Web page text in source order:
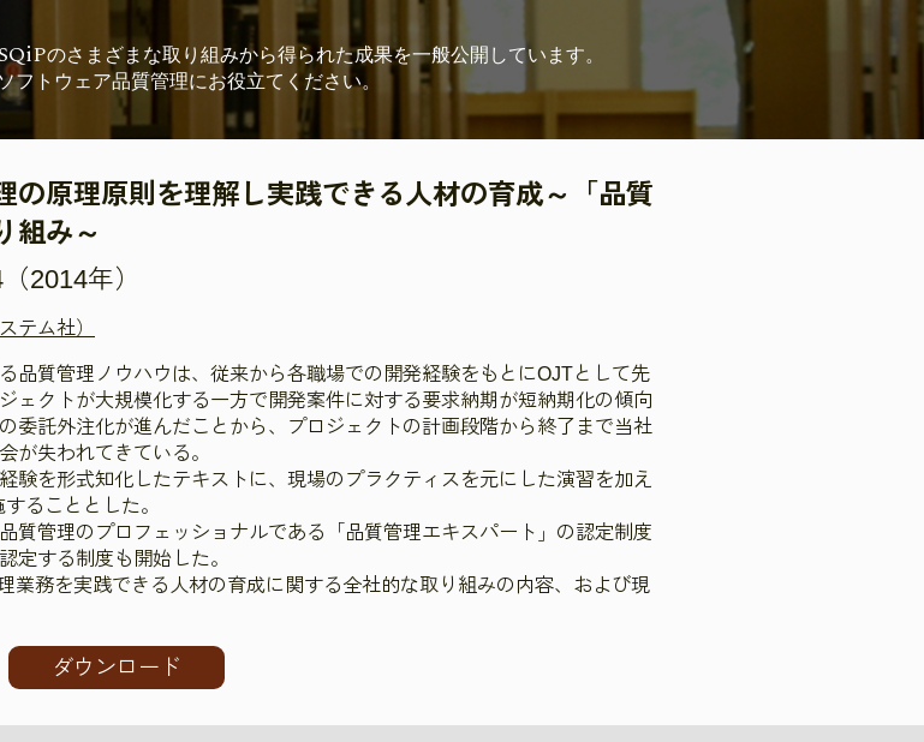
のさまざまな取り組みから得られた成果を一般公開しています。
ソフトウェア品質管理にお役立てください。
の原理原則を理解し実践できる人材の育成～「品質
組み～
2014年）
テム社）
品質管理ノウハウは、従来から各職場での開発経験をもとにOJTとして先
ェクトが大規模化する一方で開発案件に対する要求納期が短納期化の傾向
委託外注化が進んだことから、プロジェクトの計画段階から終了まで当社
が失われてきている。
験を形式知化したテキストに、現場のプラクティスを元にした演習を加え
ることとした。
質管理のプロフェッショナルである「品質管理エキスパート」の認定制度
定する制度も開始した。
業務を実践できる人材の育成に関する全社的な取り組みの内容、および現
ダウンロード